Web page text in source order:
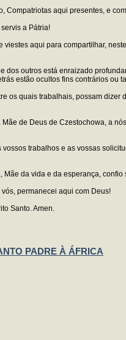
Compatriotas aqui presentes, e
a Pátria!
aqui para compartilhar,
dos outros está enraizado
estão ocultos fins contrários ou
os quais trabalhais, possam
de Deus de Czestochowa, a
trabalhos e as vossas
da vida e da esperança,
permanecei aqui com Deus!
Santo. Amen.
PADRE À ÁFRICA